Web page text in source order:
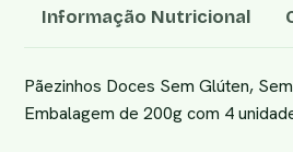
Informação Nutricional
Pãezinhos Doces Sem Glúten,
Embalagem de 200g com 4